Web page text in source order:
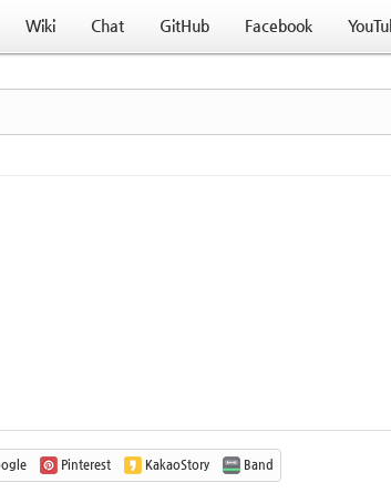
Wiki Chat GitHub Facebook
Pinterest KakaoStory Band